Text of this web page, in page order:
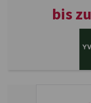
bis zu